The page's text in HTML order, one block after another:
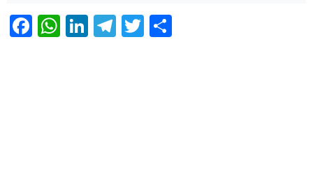
Facebook
WhatsApp
LinkedIn
Telegram
Twitter